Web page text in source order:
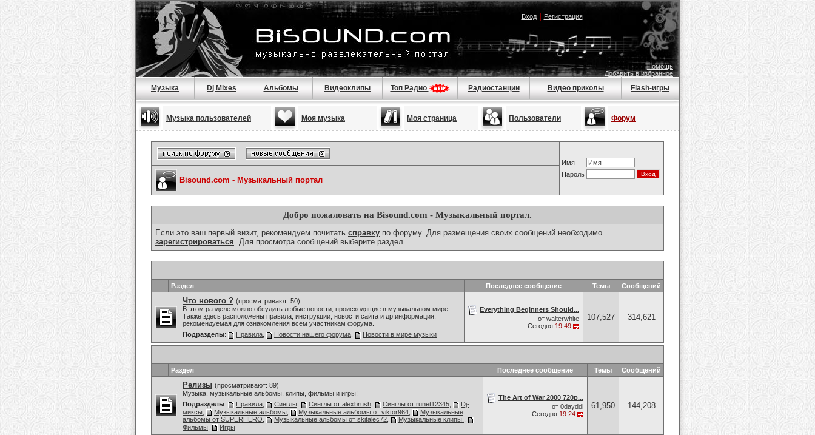
Вход| Регистрация
Помощь
Добавить в избранное
Музыка Dj Mixes Альбомы Видеоклипы Топ Радио Радиостанции Видео приколы Flash-игры
Музыка пользователей Моя музыка Моя страница Пользователи Форум
Имя
Пароль
Bisound.com - Музыкальный портал
Добро пожаловать на Bisound.com - Музыкальный портал.
Если это ваш первый визит, рекомендуем почитать справку по форуму. Для размещения своих сообщений необходимо
зарегистрироваться. Для просмотра сообщений выберите раздел.
Раздел Последнее сообщение Темы Сообщений
Что нового ? (просматривают: 50)
В этом разделе можно обсудить любые новости, происходящие в музыкальном мире.
Также здесь расположены правила, инструкции, новости сайта и др.информация,
рекомендуемая для ознакомления всем участникам форума.
Подразделы: Правила Новости нашего форума Новости в мире музыки
Everything Beginners Should...
от walterwhite
Сегодня 19:49
107,527 314,621
Раздел Последнее сообщение Темы Сообщений
Релизы (просматривают: 89)
Музыка, музыкальные альбомы, клипы, фильмы и игры!
Подразделы: Правила Синглы Синглы от alexbrush Синглы от runet12345
Dj-
миксы
Музыкальные альбомы Музыкальные альбомы от viktor964
Музыкальные
альбомы от SUPERHERO
Музыкальные альбомы от skitalec72 Музыкальные клипы.
Фильмы
Игры
The Art of War 2000 720p...
от 0dayddl
Сегодня 19:24
61,950 144,208